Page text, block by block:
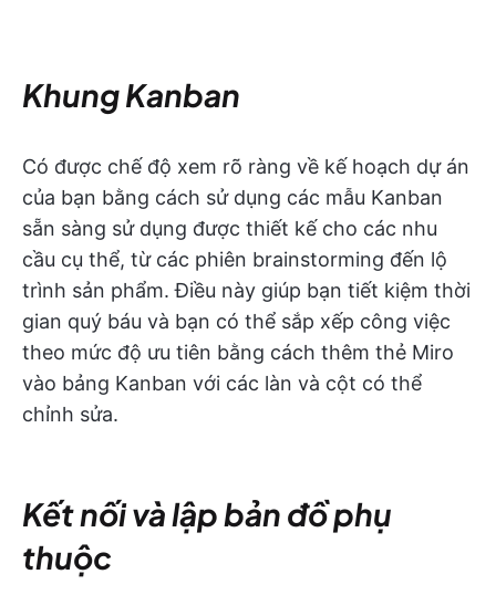
Khung Kanban
Có được chế độ xem rõ ràng về kế hoạch dự án
của bạn bằng cách sử dụng các mẫu Kanban
sẵn sàng sử dụng được thiết kế cho các nhu
cầu cụ thể, từ các phiên brainstorming đến lộ
trình sản phẩm. Điều này giúp bạn tiết kiệm thời
gian quý báu và bạn có thể sắp xếp công việc
theo mức độ ưu tiên bằng cách thêm thẻ Miro
vào bảng Kanban với các làn và cột có thể
chỉnh sửa.
Kết nối và lập bản đồ phụ
thuộc